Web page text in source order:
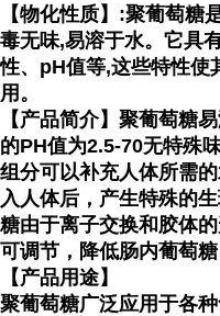
【物化性质】:聚葡萄糖
毒无味,易溶于水。它具
性、pH值等,这些特性使
用。
【产品简介】聚葡萄糖
的PH值为2.5-70无特殊
组分可以补充人体所需
入人体后，产生特殊的
糖由于离子交换和胶体
可调节，降低肠内葡萄糖
【产品用途】
聚葡萄糖广泛应用于各